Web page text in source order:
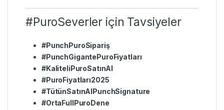
#PuroSeverler için Tavsiyeler
#PunchPuroSipariş
#PunchGigantePuroFiyatları
#KaliteliPuroSatınAl
#PuroFiyatları2025
#TütünSatınAlPunchSignature
#OrtaFullPuroDene